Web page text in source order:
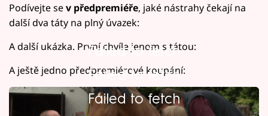
Podívejte sev předpremiéře, jaké nástrahy čekají na
další dva táty na plný úvazek:
Failed to fetch
A další ukázka. První chvíle jenom s tátou:
Failed to fetch
A ještě jedno předpremiérové koupání:
Failed to fetch